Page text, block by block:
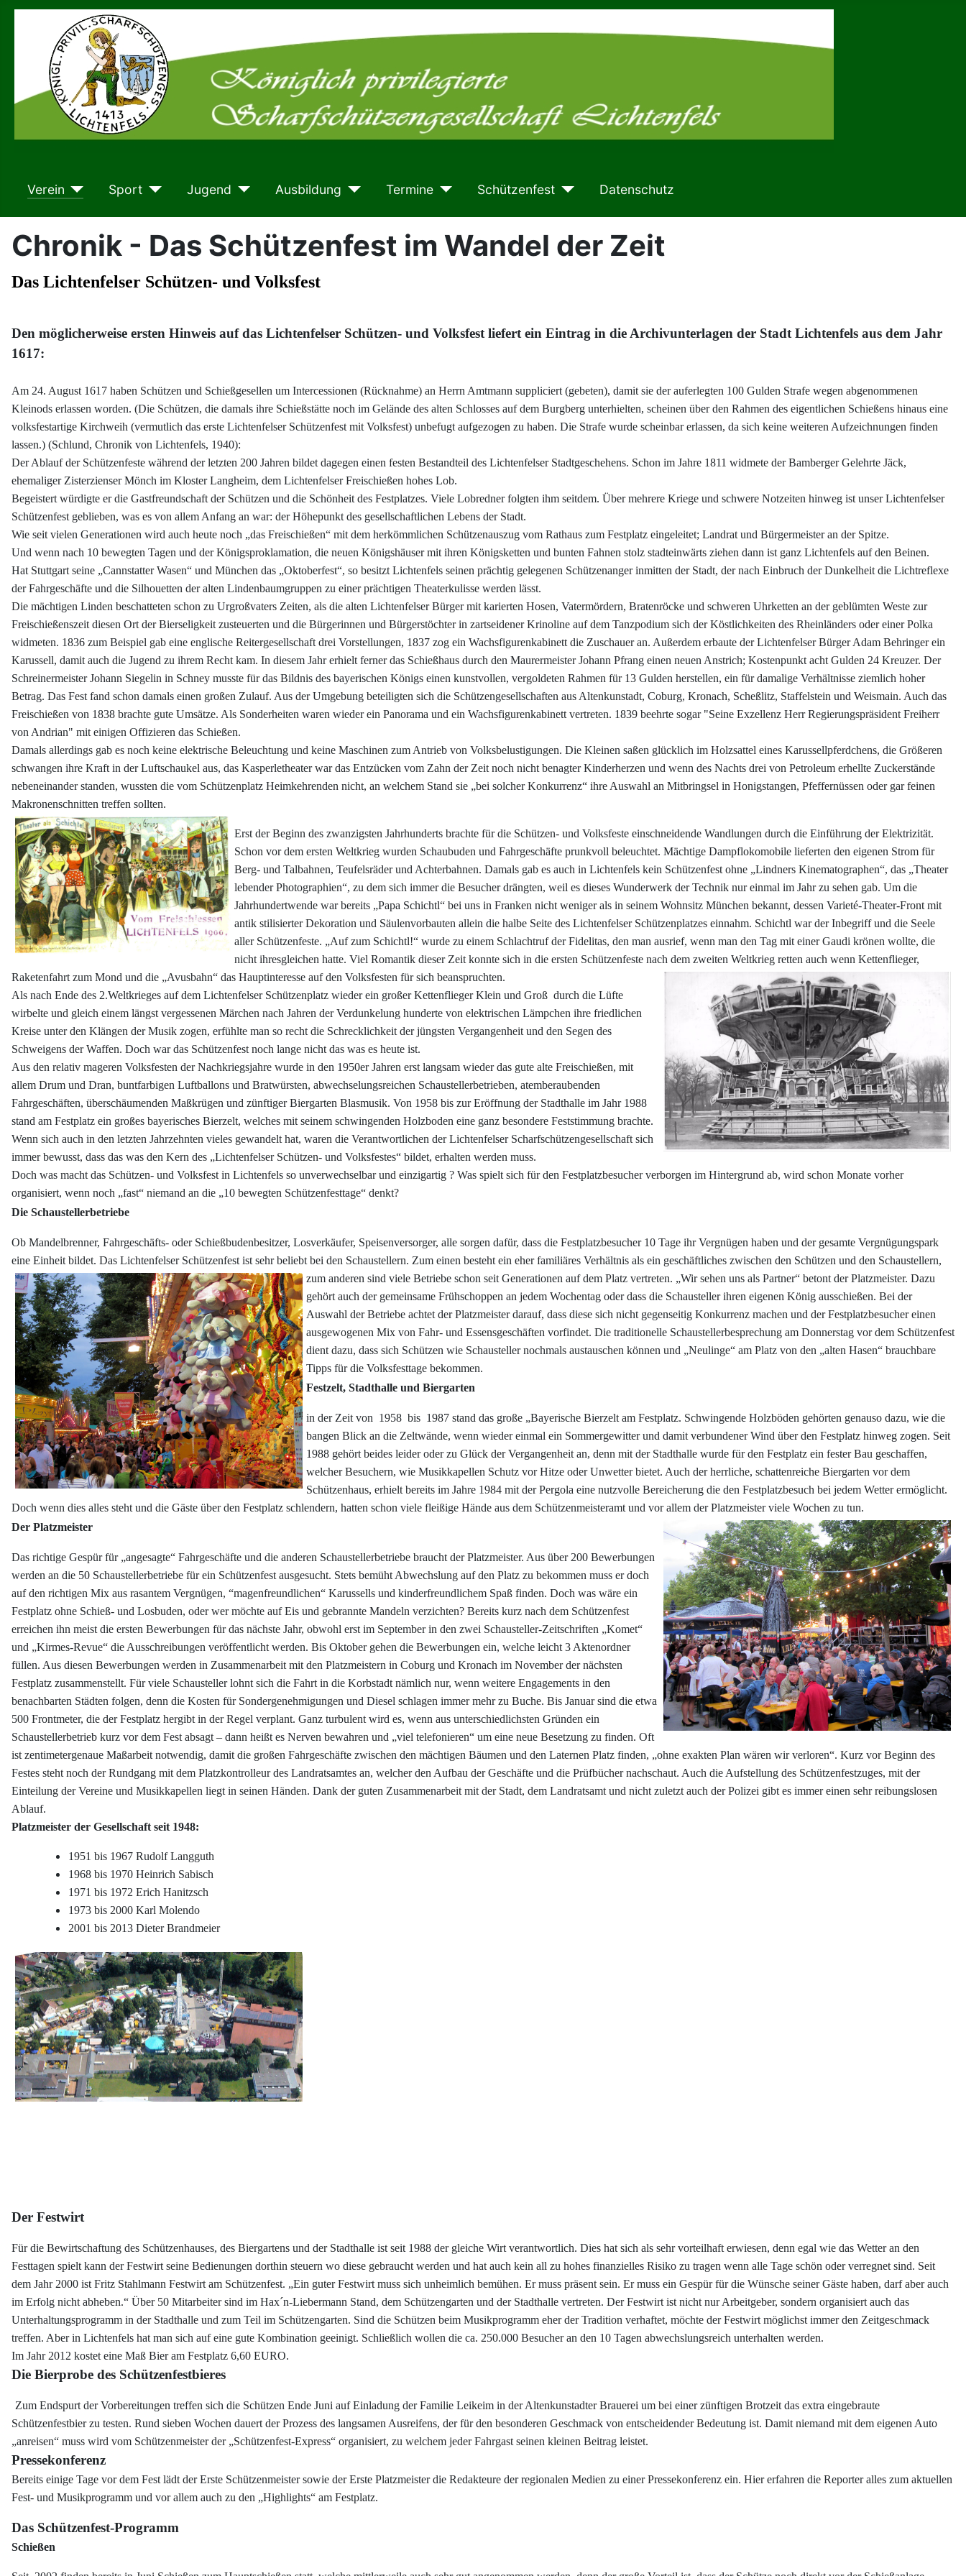
Verein Sport Jugend Ausbildung Termine Schützenfest Datenschutz
Chronik - Das Schützenfest im Wandel der Zeit
Das Lichtenfelser Schützen- und Volksfest
Den möglicherweise ersten Hinweis auf das Lichtenfelser Schützen- und Volksfest liefert ein Eintrag in die Archivunterlagen der Stadt Lichtenfels aus dem Jahr
1617:
Am 24. August 1617 haben Schützen und Schießgesellen um Intercessionen (Rücknahme) an Herrn Amtmann suppliciert (gebeten), damit sie der auferlegten 100 Gulden Strafe wegen abgenommenen
Kleinods erlassen worden. (Die Schützen, die damals ihre Schießstätte noch im Gelände des alten Schlosses auf dem Burgberg unterhielten, scheinen über den Rahmen des eigentlichen Schießens hinaus eine
volksfestartige Kirchweih (vermutlich das erste Lichtenfelser Schützenfest mit Volksfest) unbefugt aufgezogen zu haben. Die Strafe wurde scheinbar erlassen, da sich keine weiteren Aufzeichnungen finden
lassen.) (Schlund, Chronik von Lichtenfels, 1940):
Der Ablauf der Schützenfeste während der letzten 200 Jahren bildet dagegen einen festen Bestandteil des Lichtenfelser Stadtgeschehens. Schon im Jahre 1811 widmete der Bamberger Gelehrte Jäck,
ehemaliger Zisterzienser Mönch im Kloster Langheim, dem Lichtenfelser Freischießen hohes Lob.
Begeistert würdigte er die Gastfreundschaft der Schützen und die Schönheit des Festplatzes. Viele Lobredner folgten ihm seitdem. Über mehrere Kriege und schwere Notzeiten hinweg ist unser Lichtenfelser
Schützenfest geblieben, was es von allem Anfang an war: der Höhepunkt des gesellschaftlichen Lebens der Stadt.
Wie seit vielen Generationen wird auch heute noch „das Freischießen“ mit dem herkömmlichen Schützenauszug vom Rathaus zum Festplatz eingeleitet; Landrat und Bürgermeister an der Spitze.
Und wenn nach 10 bewegten Tagen und der Königsproklamation, die neuen Königshäuser mit ihren Königsketten und bunten Fahnen stolz stadteinwärts ziehen dann ist ganz Lichtenfels auf den Beinen.
Hat Stuttgart seine „Cannstatter Wasen“ und München das „Oktoberfest“, so besitzt Lichtenfels seinen prächtig gelegenen Schützenanger inmitten der Stadt, der nach Einbruch der Dunkelheit die Lichtreflexe
der Fahrgeschäfte und die Silhouetten der alten Lindenbaumgruppen zu einer prächtigen Theaterkulisse werden lässt.
Die mächtigen Linden beschatteten schon zu Urgroßvaters Zeiten, als die alten Lichtenfelser Bürger mit karierten Hosen, Vatermördern, Bratenröcke und schweren Uhrketten an der geblümten Weste zur
Freischießenszeit diesen Ort der Bierseligkeit zusteuerten und die Bürgerinnen und Bürgerstöchter in zartseidener Krinoline auf dem Tanzpodium sich der Köstlichkeiten des Rheinländers oder einer Polka
widmeten. 1836 zum Beispiel gab eine englische Reitergesellschaft drei Vorstellungen, 1837 zog ein Wachsfigurenkabinett die Zuschauer an. Außerdem erbaute der Lichtenfelser Bürger Adam Behringer ein
Karussell, damit auch die Jugend zu ihrem Recht kam. In diesem Jahr erhielt ferner das Schießhaus durch den Maurermeister Johann Pfrang einen neuen Anstrich; Kostenpunkt acht Gulden 24 Kreuzer. Der
Schreinermeister Johann Siegelin in Schney musste für das Bildnis des bayerischen Königs einen kunstvollen, vergoldeten Rahmen für 13 Gulden herstellen, ein für damalige Verhältnisse ziemlich hoher
Betrag. Das Fest fand schon damals einen großen Zulauf. Aus der Umgebung beteiligten sich die Schützengesellschaften aus Altenkunstadt, Coburg, Kronach, Scheßlitz, Staffelstein und Weismain. Auch das
Freischießen von 1838 brachte gute Umsätze. Als Sonderheiten waren wieder ein Panorama und ein Wachsfigurenkabinett vertreten. 1839 beehrte sogar "Seine Exzellenz Herr Regierungspräsident Freiherr
von Andrian" mit einigen Offizieren das Schießen.
Damals allerdings gab es noch keine elektrische Beleuchtung und keine Maschinen zum Antrieb von Volksbelustigungen. Die Kleinen saßen glücklich im Holzsattel eines Karussellpferdchens, die Größeren
schwangen ihre Kraft in der Luftschaukel aus, das Kasperletheater war das Entzücken vom Zahn der Zeit noch nicht benagter Kinderherzen und wenn des Nachts drei von Petroleum erhellte Zuckerstände
nebeneinander standen, wussten die vom Schützenplatz Heimkehrenden nicht, an welchem Stand sie „bei solcher Konkurrenz“ ihre Auswahl an Mitbringsel in Honigstangen, Pfeffernüssen oder gar feinen
Makronenschnitten treffen sollten.
Erst der Beginn des zwanzigsten Jahrhunderts brachte für die Schützen- und Volksfeste einschneidende Wandlungen durch die Einführung der Elektrizität.
Schon vor dem ersten Weltkrieg wurden Schaubuden und Fahrgeschäfte prunkvoll beleuchtet. Mächtige Dampflokomobile lieferten den eigenen Strom für
Berg- und Talbahnen, Teufelsräder und Achterbahnen. Damals gab es auch in Lichtenfels kein Schützenfest ohne „Lindners Kinematographen“, das „Theater
lebender Photographien“, zu dem sich immer die Besucher drängten, weil es dieses Wunderwerk der Technik nur einmal im Jahr zu sehen gab. Um die
Jahrhundertwende war bereits „Papa Schichtl“ bei uns in Franken nicht weniger als in seinem Wohnsitz München bekannt, dessen Varieté-Theater-Front mit
antik stilisierter Dekoration und Säulenvorbauten allein die halbe Seite des Lichtenfelser Schützenplatzes einnahm. Schichtl war der Inbegriff und die Seele
aller Schützenfeste. „Auf zum Schichtl!“ wurde zu einem Schlachtruf der Fidelitas, den man ausrief, wenn man den Tag mit einer Gaudi krönen wollte, die
nicht ihresgleichen hatte. Viel Romantik dieser Zeit konnte sich in die ersten Schützenfeste nach dem zweiten Weltkrieg retten auch wenn Kettenflieger,
Raketenfahrt zum Mond und die „Avusbahn“ das Hauptinteresse auf den Volksfesten für sich beanspruchten.
Als nach Ende des 2.Weltkrieges auf dem Lichtenfelser Schützenplatz wieder ein großer Kettenflieger Klein und Groß durch die Lüfte
wirbelte und gleich einem längst vergessenen Märchen nach Jahren der Verdunkelung hunderte von elektrischen Lämpchen ihre friedlichen
Kreise unter den Klängen der Musik zogen, erfühlte man so recht die Schrecklichkeit der jüngsten Vergangenheit und den Segen des
Schweigens der Waffen. Doch war das Schützenfest noch lange nicht das was es heute ist.
Aus den relativ mageren Volksfesten der Nachkriegsjahre wurde in den 1950er Jahren erst langsam wieder das gute alte Freischießen, mit
allem Drum und Dran, buntfarbigen Luftballons und Bratwürsten, abwechselungsreichen Schaustellerbetrieben, atemberaubenden
Fahrgeschäften, überschäumenden Maßkrügen und zünftiger Biergarten Blasmusik. Von 1958 bis zur Eröffnung der Stadthalle im Jahr 1988
stand am Festplatz ein großes bayerisches Bierzelt, welches mit seinem schwingenden Holzboden eine ganz besondere Feststimmung brachte.
Wenn sich auch in den letzten Jahrzehnten vieles gewandelt hat, waren die Verantwortlichen der Lichtenfelser Scharfschützengesellschaft sich
immer bewusst, dass das was den Kern des „Lichtenfelser Schützen- und Volksfestes“ bildet, erhalten werden muss.
Doch was macht das Schützen- und Volksfest in Lichtenfels so unverwechselbar und einzigartig ? Was spielt sich für den Festplatzbesucher verborgen im Hintergrund ab, wird schon Monate vorher
organisiert, wenn noch „fast“ niemand an die „10 bewegten Schützenfesttage“ denkt?
Die Schaustellerbetriebe
Ob Mandelbrenner, Fahrgeschäfts- oder Schießbudenbesitzer, Losverkäufer, Speisenversorger, alle sorgen dafür, dass die Festplatzbesucher 10 Tage ihr Vergnügen haben und der gesamte Vergnügungspark
eine Einheit bildet. Das Lichtenfelser Schützenfest ist sehr beliebt bei den Schaustellern. Zum einen besteht ein eher familiäres Verhältnis als ein geschäftliches zwischen den Schützen und den Schaustellern,
zum anderen sind viele Betriebe schon seit Generationen auf dem Platz vertreten. „Wir sehen uns als Partner“ betont der Platzmeister. Dazu
gehört auch der gemeinsame Frühschoppen an jedem Wochentag oder dass die Schausteller ihren eigenen König ausschießen. Bei der
Auswahl der Betriebe achtet der Platzmeister darauf, dass diese sich nicht gegenseitig Konkurrenz machen und der Festplatzbesucher einen
ausgewogenen Mix von Fahr- und Essensgeschäften vorfindet. Die traditionelle Schaustellerbesprechung am Donnerstag vor dem Schützenfest
dient dazu, dass sich Schützen wie Schausteller nochmals austauschen können und „Neulinge“ am Platz von den „alten Hasen“ brauchbare
Tipps für die Volksfesttage bekommen.
Festzelt, Stadthalle und Biergarten
in der Zeit von 1958 bis 1987 stand das große „Bayerische Bierzelt am Festplatz. Schwingende Holzböden gehörten genauso dazu, wie die
bangen Blick an die Zeltwände, wenn wieder einmal ein Sommergewitter und damit verbundener Wind über den Festplatz hinweg zogen. Seit
1988 gehört beides leider oder zu Glück der Vergangenheit an, denn mit der Stadthalle wurde für den Festplatz ein fester Bau geschaffen,
welcher Besuchern, wie Musikkapellen Schutz vor Hitze oder Unwetter bietet. Auch der herrliche, schattenreiche Biergarten vor dem
Schützenhaus, erhielt bereits im Jahre 1984 mit der Pergola eine nutzvolle Bereicherung die den Festplatzbesuch bei jedem Wetter ermöglicht.
Doch wenn dies alles steht und die Gäste über den Festplatz schlendern, hatten schon viele fleißige Hände aus dem Schützenmeisteramt und vor allem der Platzmeister viele Wochen zu tun.
Der Platzmeister
Das richtige Gespür für „angesagte“ Fahrgeschäfte und die anderen Schaustellerbetriebe braucht der Platzmeister. Aus über 200 Bewerbungen
werden an die 50 Schaustellerbetriebe für ein Schützenfest ausgesucht. Stets bemüht Abwechslung auf den Platz zu bekommen muss er doch
auf den richtigen Mix aus rasantem Vergnügen, “magenfreundlichen“ Karussells und kinderfreundlichem Spaß finden. Doch was wäre ein
Festplatz ohne Schieß- und Losbuden, oder wer möchte auf Eis und gebrannte Mandeln verzichten? Bereits kurz nach dem Schützenfest
erreichen ihn meist die ersten Bewerbungen für das nächste Jahr, obwohl erst im September in den zwei Schausteller-Zeitschriften „Komet“
und „Kirmes-Revue“ die Ausschreibungen veröffentlicht werden. Bis Oktober gehen die Bewerbungen ein, welche leicht 3 Aktenordner
füllen. Aus diesen Bewerbungen werden in Zusammenarbeit mit den Platzmeistern in Coburg und Kronach im November der nächsten
Festplatz zusammenstellt. Für viele Schausteller lohnt sich die Fahrt in die Korbstadt nämlich nur, wenn weitere Engagements in den
benachbarten Städten folgen, denn die Kosten für Sondergenehmigungen und Diesel schlagen immer mehr zu Buche. Bis Januar sind die etwa
500 Frontmeter, die der Festplatz hergibt in der Regel verplant. Ganz turbulent wird es, wenn aus unterschiedlichsten Gründen ein
Schaustellerbetrieb kurz vor dem Fest absagt – dann heißt es Nerven bewahren und „viel telefonieren“ um eine neue Besetzung zu finden. Oft
ist zentimetergenaue Maßarbeit notwendig, damit die großen Fahrgeschäfte zwischen den mächtigen Bäumen und den Laternen Platz finden, „ohne exakten Plan wären wir verloren“. Kurz vor Beginn des
Festes steht noch der Rundgang mit dem Platzkontrolleur des Landratsamtes an, welcher den Aufbau der Geschäfte und die Prüfbücher nachschaut. Auch die Aufstellung des Schützenfestzuges, mit der
Einteilung der Vereine und Musikkapellen liegt in seinen Händen. Dank der guten Zusammenarbeit mit der Stadt, dem Landratsamt und nicht zuletzt auch der Polizei gibt es immer einen sehr reibungslosen
Ablauf.
Platzmeister der Gesellschaft seit 1948:
1951 bis 1967 Rudolf Langguth
1968 bis 1970 Heinrich Sabisch
1971 bis 1972 Erich Hanitzsch
1973 bis 2000 Karl Molendo
2001 bis 2013 Dieter Brandmeier
Der Festwirt
Für die Bewirtschaftung des Schützenhauses, des Biergartens und der Stadthalle ist seit 1988 der gleiche Wirt verantwortlich. Dies hat sich als sehr vorteilhaft erwiesen, denn egal wie das Wetter an den
Festtagen spielt kann der Festwirt seine Bedienungen dorthin steuern wo diese gebraucht werden und hat auch kein all zu hohes finanzielles Risiko zu tragen wenn alle Tage schön oder verregnet sind. Seit
dem Jahr 2000 ist Fritz Stahlmann Festwirt am Schützenfest. „Ein guter Festwirt muss sich unheimlich bemühen. Er muss präsent sein. Er muss ein Gespür für die Wünsche seiner Gäste haben, darf aber auch
im Erfolg nicht abheben.“ Über 50 Mitarbeiter sind im Hax´n-Liebermann Stand, dem Schützengarten und der Stadthalle vertreten. Der Festwirt ist nicht nur Arbeitgeber, sondern organisiert auch das
Unterhaltungsprogramm in der Stadthalle und zum Teil im Schützengarten. Sind die Schützen beim Musikprogramm eher der Tradition verhaftet, möchte der Festwirt möglichst immer den Zeitgeschmack
treffen. Aber in Lichtenfels hat man sich auf eine gute Kombination geeinigt. Schließlich wollen die ca. 250.000 Besucher an den 10 Tagen abwechslungsreich unterhalten werden.
Im Jahr 2012 kostet eine Maß Bier am Festplatz 6,60 EURO.
Die Bierprobe des Schützenfestbieres
Zum Endspurt der Vorbereitungen treffen sich die Schützen Ende Juni auf Einladung der Familie Leikeim in der Altenkunstadter Brauerei um bei einer zünftigen Brotzeit das extra eingebraute
Schützenfestbier zu testen. Rund sieben Wochen dauert der Prozess des langsamen Ausreifens, der für den besonderen Geschmack von entscheidender Bedeutung ist. Damit niemand mit dem eigenen Auto
„anreisen“ muss wird vom Schützenmeister der „Schützenfest-Express“ organisiert, zu welchem jeder Fahrgast seinen kleinen Beitrag leistet.
Pressekonferenz
Bereits einige Tage vor dem Fest lädt der Erste Schützenmeister sowie der Erste Platzmeister die Redakteure der regionalen Medien zu einer Pressekonferenz ein. Hier erfahren die Reporter alles zum aktuellen
Fest- und Musikprogramm und vor allem auch zu den „Highlights“ am Festplatz.
Das Schützenfest-Programm
Schießen